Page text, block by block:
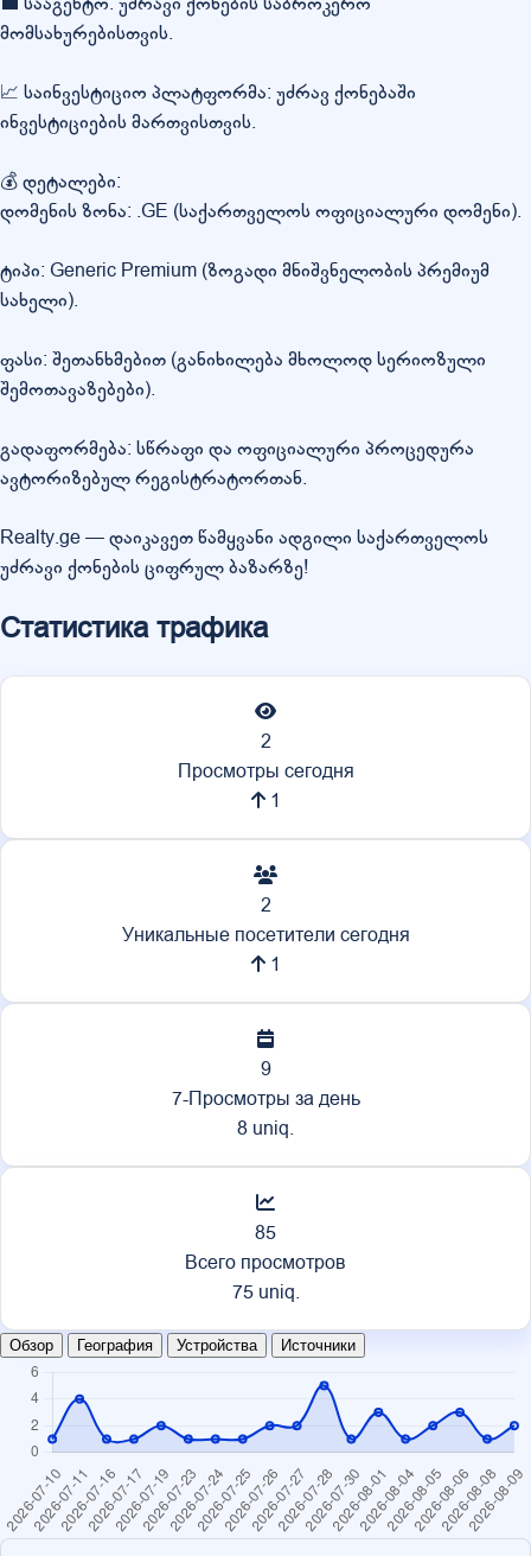
მომსახურებისთვის.
📈 საინვესტიციო პლატფორმა: უძრავ ქონებაში
ინვესტიციების მართვისთვის.
💰 დეტალები:
დომენის ზონა: .GE (საქართველოს ოფიციალური დომენი).
ტიპი: Generic Premium (ზოგადი მნიშვნელობის პრემიუმ
სახელი).
ფასი: შეთანხმებით (განიხილება მხოლოდ სერიოზული
შემოთავაზებები).
გადაფორმება: სწრაფი და ოფიციალური პროცედურა
ავტორიზებულ რეგისტრატორთან.
Realty.ge — დაიკავეთ წამყვანი ადგილი საქართველოს
უძრავი ქონების ციფრულ ბაზარზე!
Статистика трафика
2
Просмотры сегодня
1
2
Уникальные посетители сегодня
1
9
7-Просмотры за день
8 uniq.
85
Всего просмотров
75 uniq.
Обзор География Устройства Источники